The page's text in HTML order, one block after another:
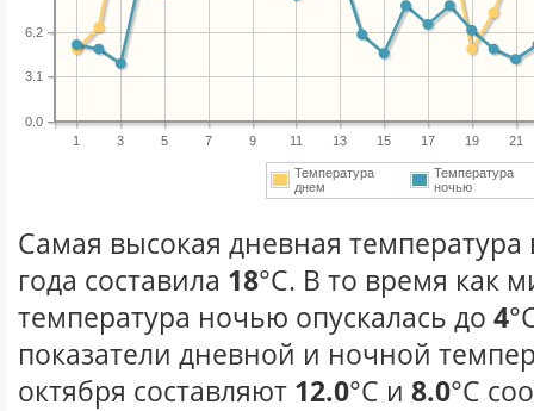
1 3 5 7 9 11 13 15 17 19 21
0.0
3.1
6.2
Температура
днем
Температура
ночью
Самая высокая дневная температура
года составила 18°С. В то время как
температура ночью опускалась до 4
показатели дневной и ночной
октября составляют 12.0°С и 8.0°С